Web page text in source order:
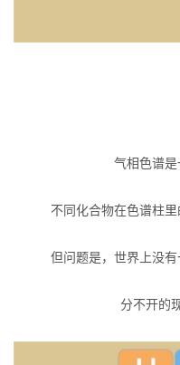
气相色谱
不同化合物在色谱柱
但问题是，世界上没
分不开的